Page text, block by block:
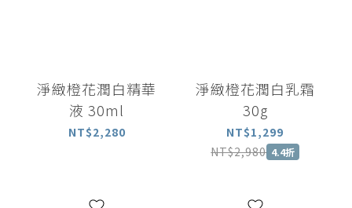
淨緻橙花潤白精華
液 30ml
NT$2,280
淨緻橙花潤白乳霜
30g
NT$1,299
NT$2,980 4.4折